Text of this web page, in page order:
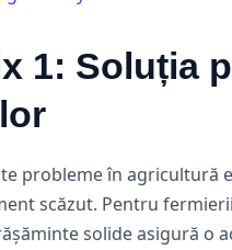
1: Soluția
probleme în agricultură
scăzut. Pentru
solide asigură o